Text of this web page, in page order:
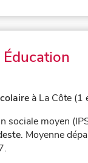
Éducation
à La Côte (1
sociale moyen
. Moyenne